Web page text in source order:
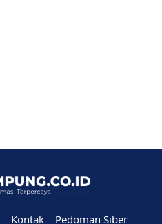
Kontak Pedoman Siber